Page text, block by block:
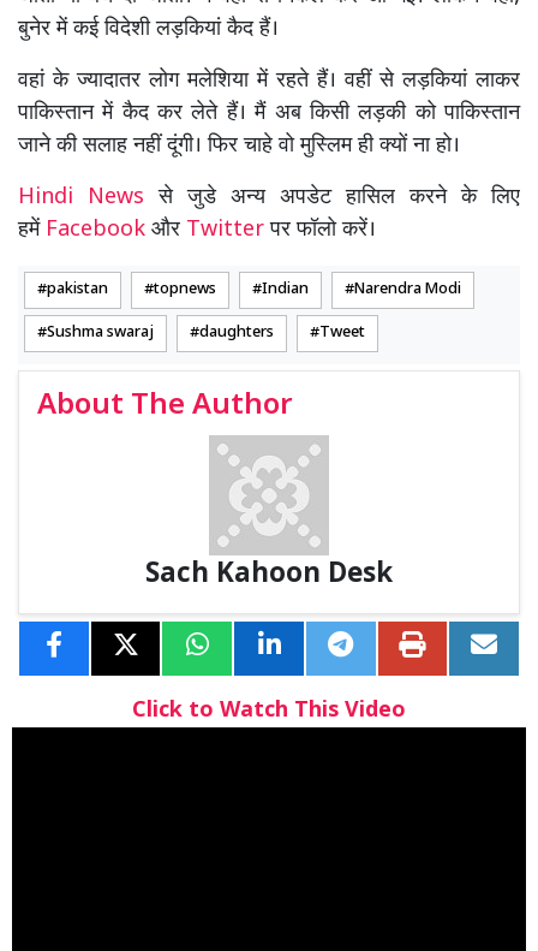
बुनेर में कई विदेशी लड़कियां कैद हैं।
वहां के ज्यादातर लोग मलेशिया में रहते हैं। वहीं से लड़कियां लाकर
पाकिस्तान में कैद कर लेते हैं। मैं अब किसी लड़की को पाकिस्तान
जाने की सलाह नहीं दूंगी। फिर चाहे वो मुस्लिम ही क्यों ना हो।
Hindi Newsसे जुडे अन्य अपडेट हासिल करने के लिए
हमें Facebook और Twitterपर फॉलो करें।
pakistan topnews Indian Narendra Modi
Sushma swaraj daughters Tweet
About The Author
Sach Kahoon Desk
Click to Watch This Video